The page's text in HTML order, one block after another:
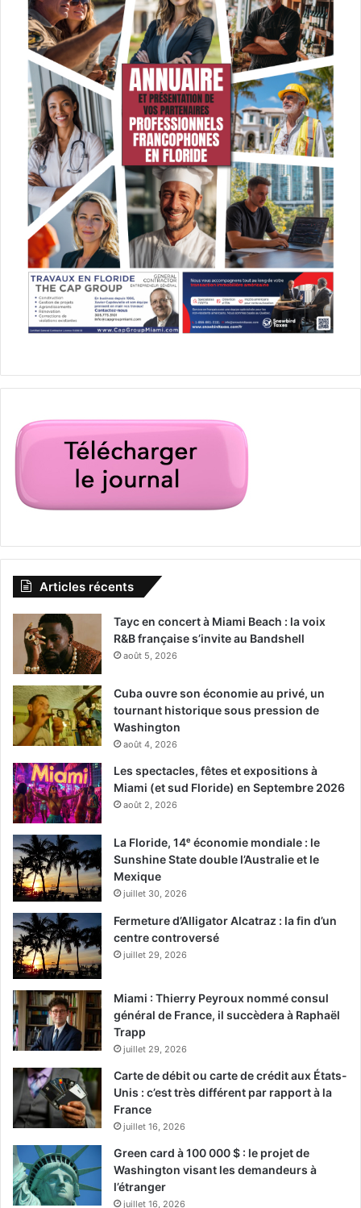
Articles récents
Tayc en concert à Miami Beach : la voix
R&B française s’invite au Bandshell
août 5, 2026
Cuba ouvre son économie au privé, un
tournant historique sous pression de
Washington
août 4, 2026
Les spectacles, fêtes et expositions à
Miami (et sud Floride) en Septembre 2026
août 2, 2026
La Floride, 14ᵉ économie mondiale : le
Sunshine State double l’Australie et le
Mexique
juillet 30, 2026
Fermeture d’Alligator Alcatraz : la fin d’un
centre controversé
juillet 29, 2026
Miami : Thierry Peyroux nommé consul
général de France, il succèdera à Raphaël
Trapp
juillet 29, 2026
Carte de débit ou carte de crédit aux États-
Unis : c’est très différent par rapport à la
France
juillet 16, 2026
Green card à 100 000 $ : le projet de
Washington visant les demandeurs à
l’étranger
juillet 16, 2026